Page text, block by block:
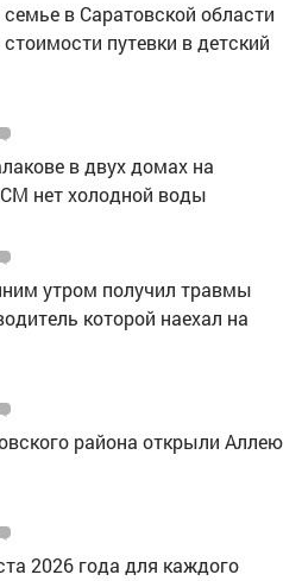
в Саратовской области
путевки в детский
в двух домах на
нет холодной воды
утром получил травмы
которой наехал на
района открыли Аллею
2026 года для каждого